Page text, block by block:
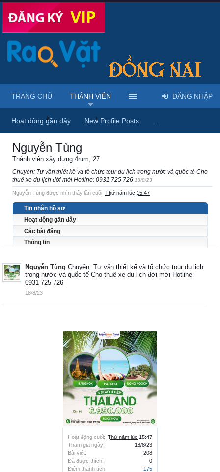
Trang chủ Thành viên Nguyễn Tùng
Hoạt động cuối: Thứ năm lúc 15:47
Tham gia ngày:
18/8/23
Bài viết:
208
Đã được thích:
0
Điểm thành tích:
175
Nguyễn Tùng
Thành viên xây dựng 4rum, 27
Chuyên: Tư vấn thiết kế và tổ chức tour du lịch trong nước và quốc tế Cho
thuê xe du lịch đời mới Hotline: 0931 725 726 18/8/23
Nguyễn Tùng được nhìn thấy lần cuối: Thứ năm lúc 15:47
Tin nhắn hồ sơ
Hoạt động gần đây
Các bài đăng
Thông tin
Nguyễn Tùng Chuyên: Tư vấn thiết kế và tổ chức tour du lịch
trong nước và quốc tế Cho thuê xe du lịch đời mới Hotline:
0931 725 726
18/8/23
TRANG CHỦ THÀNH VIÊN
Hoạt động gần đây New Profile Posts
ĐĂNG NHẬP